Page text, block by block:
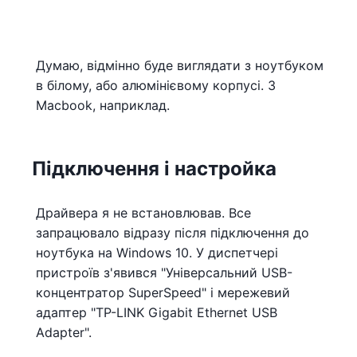
Думаю, відмінно буде виглядати з ноутбуком
в білому, або алюмінієвому корпусі. З
Macbook, наприклад.
Підключення і настройка
Драйвера я не встановлював. Все
запрацювало відразу після підключення до
ноутбука на Windows 10. У диспетчері
пристроїв з'явився "Універсальний USB-
концентратор SuperSpeed" і мережевий
адаптер "TP-LINK Gigabit Ethernet USB
Adapter".